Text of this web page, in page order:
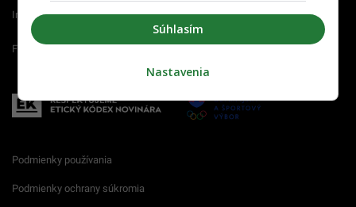
Interez.sk Emefka.sk Receptik.sk
Femm.sk
Podmienky používania
Podmienky ochrany súkromia
Súhlasím
Nastavenia